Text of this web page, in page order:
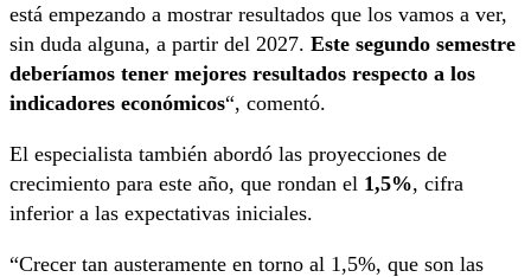
está empezando a mostrar resultados que los vamos a ver,
sin duda alguna, a partir del 2027. Este segundo semestre
deberíamos tener mejores resultados respecto a los
indicadores económicos“, comentó.
El especialista también abordó las proyecciones de
crecimiento para este año, que rondan el 1,5%, cifra
inferior a las expectativas iniciales.
“Crecer tan austeramente en torno al 1,5%, que son las